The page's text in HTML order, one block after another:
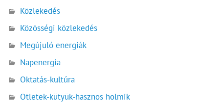
Közlekedés
Közösségi közlekedés
Megújuló energiák
Napenergia
Oktatás-kultúra
Ötletek-kütyük-hasznos holmik